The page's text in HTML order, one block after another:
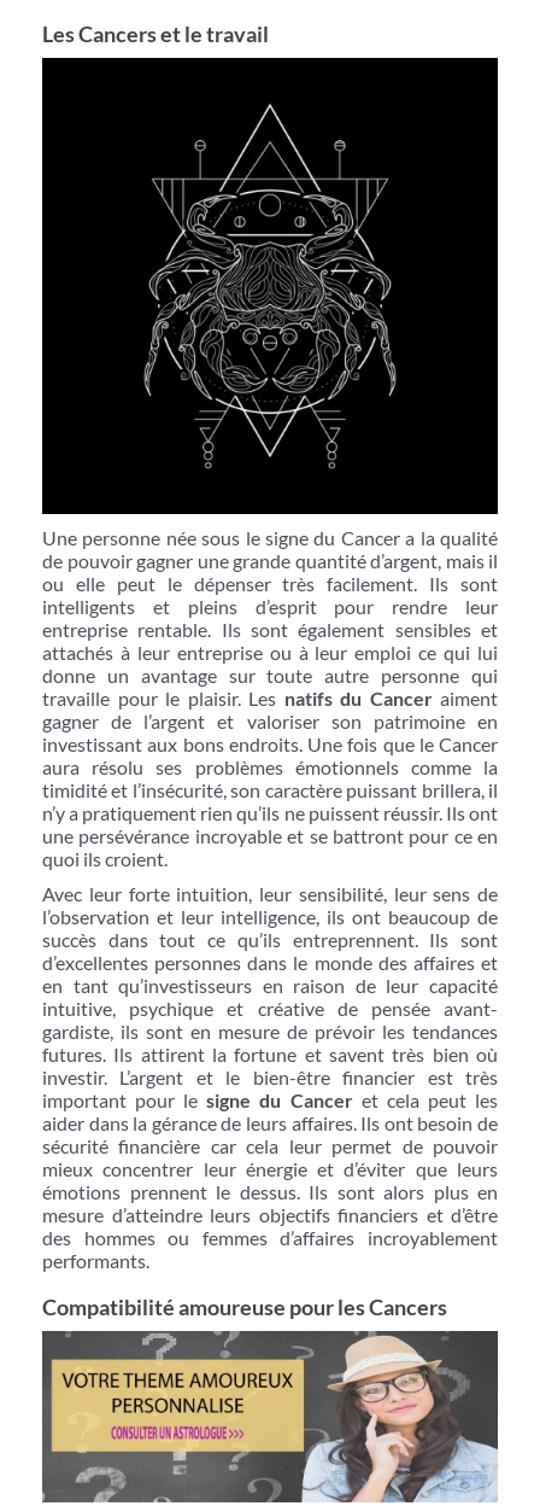
Les Cancers et le travail
Une personne née sous le signe du Cancer a la qualité
de pouvoir gagner une grande quantité d’argent, mais il
ou elle peut le dépenser très facilement. Ils sont
intelligents et pleins d’esprit pour rendre leur
entreprise rentable. Ils sont également sensibles et
attachés à leur entreprise ou à leur emploi ce qui lui
donne un avantage sur toute autre personne qui
travaille pour le plaisir. Les natifs du Canceraiment
gagner de l’argent et valoriser son patrimoine en
investissant aux bons endroits. Une fois que le Cancer
aura résolu ses problèmes émotionnels comme la
timidité et l’insécurité, son caractère puissant brillera, il
n’y a pratiquement rien qu’ils ne puissent réussir. Ils ont
une persévérance incroyable et se battront pour ce en
quoi ils croient.
Avec leur forte intuition, leur sensibilité, leur sens de
l’observation et leur intelligence, ils ont beaucoup de
succès dans tout ce qu’ils entreprennent. Ils sont
d’excellentes personnes dans le monde des affaires et
en tant qu’investisseurs en raison de leur capacité
intuitive, psychique et créative de pensée avant-
gardiste, ils sont en mesure de prévoir les tendances
futures. Ils attirent la fortune et savent très bien où
investir. L’argent et le bien-être financier est très
important pour lesigne du Canceret cela peut les
aider dans la gérance de leurs affaires. Ils ont besoin de
sécurité financière car cela leur permet de pouvoir
mieux concentrer leur énergie et d’éviter que leurs
émotions prennent le dessus. Ils sont alors plus en
mesure d’atteindre leurs objectifs financiers et d’être
des hommes ou femmes d’affaires incroyablement
performants.
Compatibilité amoureuse pour les Cancers